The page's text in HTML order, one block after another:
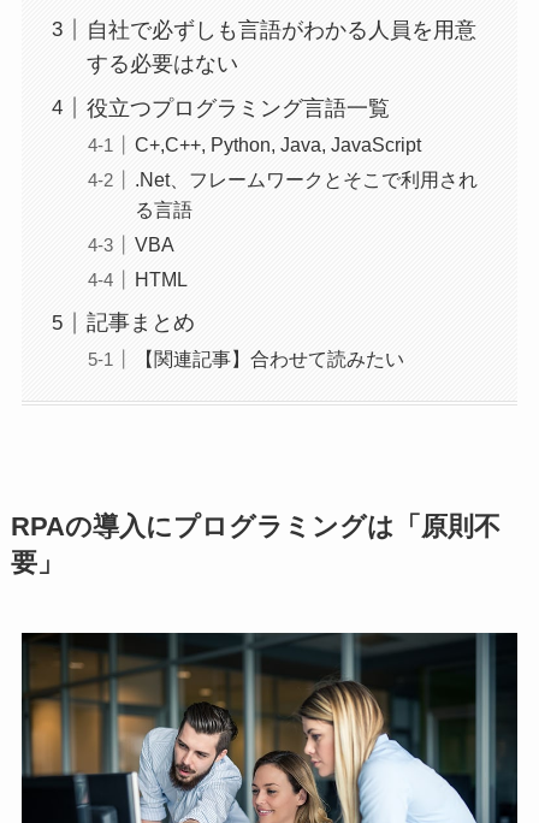
自社で必ずしも言語がわかる人員を用意
する必要はない
役立つプログラミング言語一覧
C+,C++, Python, Java, JavaScript
.Net、フレームワークとそこで利用され
る言語
VBA
HTML
記事まとめ
【関連記事】合わせて読みたい
RPAの導入にプログラミングは「原則不
要」